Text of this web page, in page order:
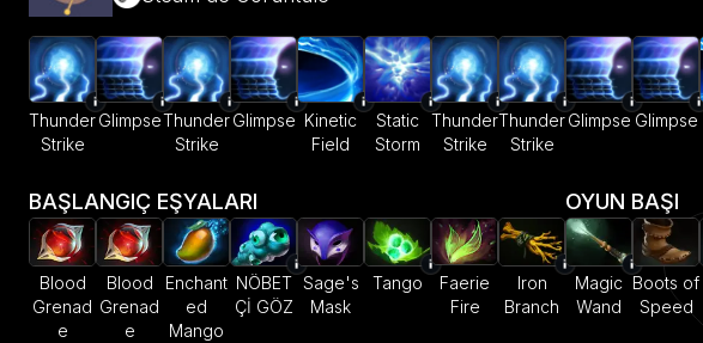
Thunder
Strike
GlimpseThunder
Strike
Glimpse Kinetic
Field
Static
Storm
Thunder
Strike
Thunder
Strike
Glimpse Glimpse
BAŞLANGIÇ EŞYALARI
Blood
Grenad
e
Blood
Grenad
e
Enchant
ed
Mango
NÖBET
Çİ GÖZ
Sage's
Mask
Tango
Faerie
Fire
Iron
Branch
OYUN BAŞI
Magic
Wand
Boots of
Speed